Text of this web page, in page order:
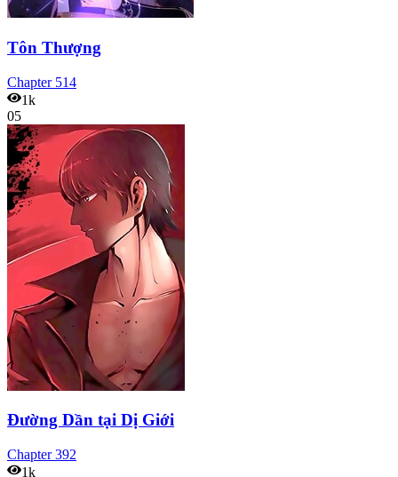
Tôn Thượng
Chapter 514
1k
05
Đường Dần tại Dị Giới
Chapter392
1k